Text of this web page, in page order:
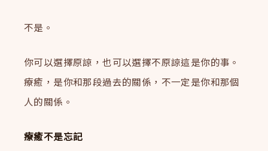
不是。
你可以選擇原諒，也可以選擇不原諒這是你的事。
療癒，是你和那段過去的關係，不一定是你和那個
人的關係。
療癒不是忘記